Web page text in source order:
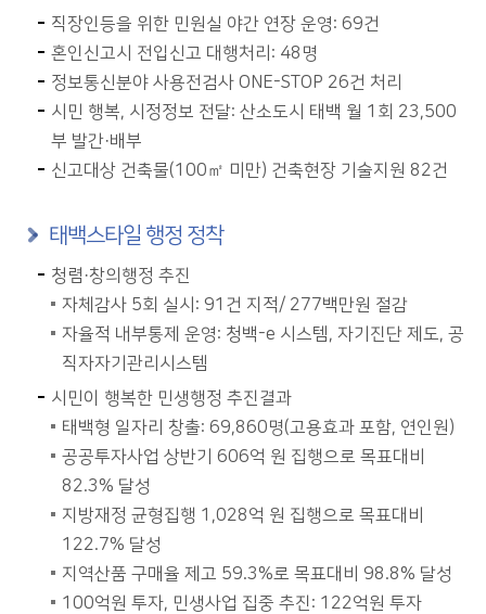
직장인등을 위한 민원실 야간 연장 운영: 69건
혼인신고시 전입신고 대행처리: 48명
정보통신분야 사용전검사 ONE-STOP 26건 처리
시민 행복, 시정정보 전달: 산소도시 태백 월 1회 23,500
부 발간·배부
신고대상 건축물(100㎡ 미만) 건축현장 기술지원 82건
태백스타일 행정 정착
청렴·창의행정 추진
자체감사 5회 실시: 91건 지적/ 277백만원 절감
자율적 내부통제 운영: 청백-e 시스템, 자기진단 제도, 공
직자자기관리시스템
시민이 행복한 민생행정 추진결과
태백형 일자리 창출: 69,860명(고용효과 포함, 연인원)
공공투자사업 상반기 606억 원 집행으로 목표대비
82.3% 달성
지방재정 균형집행 1,028억 원 집행으로 목표대비
122.7% 달성
지역산품 구매율 제고 59.3%로 목표대비 98.8% 달성
100억원 투자, 민생사업 집중 추진: 122억원 투자